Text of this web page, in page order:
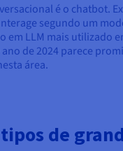
é o chatbot.
segundo um
em LLM mais utilizado
de 2024 parece
área.
de